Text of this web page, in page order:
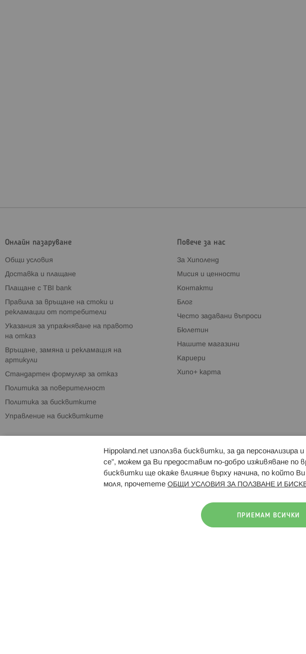
Онлайн пазаруване
Общи условия
Доставка и плащане
Плащане с TBI bank
Правила за връщане на стоки и
рекламации от потребители
Указания за упражняване на правото
на отказ
Връщане, замяна и рекламация на
артикули
Стандартен формуляр за отказ
Политика за поверителност
Политика за бисквитките
Управление на бисквитките
Повече за нас
За Хиполенд
Мисия и ценности
Контакти
Блог
Често задавани въпроси
Бюлетин
Нашите магазини
Кариери
Хипо+ карта
Брошури Магазини Свързани
Hippoland.net използва бисквитки, за да
се”, можем да Ви предоставим по-добро изживяване по
бисквитки ще окаже влияние върху начина, по който
моля, прочетете ОБЩИ УСЛОВИЯ ЗА ПОЛЗВАНЕ И
ПРИЕМАМ ВСИЧКИ